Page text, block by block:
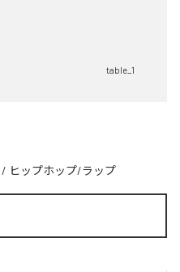
table_1
/ ヒップホップ/ラップ